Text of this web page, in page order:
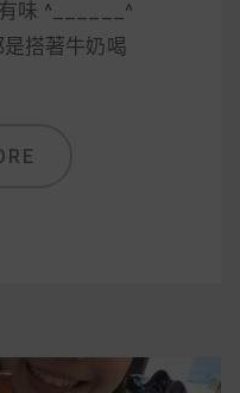
味 ^______^
搭著牛奶喝